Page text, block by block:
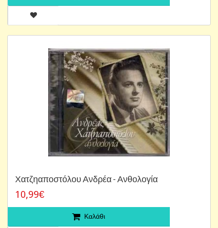
Χατζηαποστόλου Ανδρέα - Ανθολογία
10,99€
Καλάθι